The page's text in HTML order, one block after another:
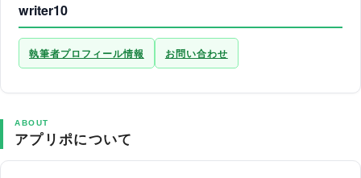
writer10
執筆者プロフィール情報 お問い合わせ
ABOUT
アプリポについて